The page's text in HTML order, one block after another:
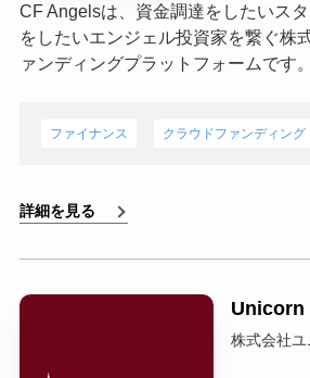
CF Angelsは、資金調達をしたいス
をしたいエンジェル投資家を繋ぐ株
ァンディングプラットフォームです。
ファイナンス クラウドファンディング
詳細を見る
Unicorn
株式会社